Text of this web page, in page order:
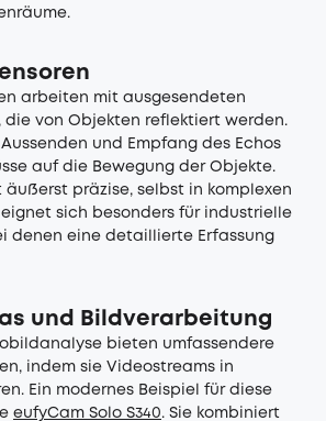
arbeiten mit ausgesendeten
die von Objekten reflektiert werden.
und Empfang des Echos
auf die Bewegung der Objekte.
äußerst präzise, selbst in komplexen
eignet sich besonders für industrielle
denen eine detaillierte Erfassung
und Bildverarbeitung
bieten umfassendere
indem sie Videostreams in
Ein modernes Beispiel für diese
eufyCam Solo S340. Sie kombiniert